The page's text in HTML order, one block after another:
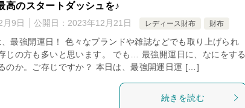
高のスタートダッシュを♪
月9日 公開日： 2023年12月21日 レディース財布 財布
最強開運日！ 色々なブランドや雑誌などでも取り上げられ
じの方も多いと思います。 でも… 最強開運日に、なにをする
のか。ご存じですか？ 本日は、最強開運日運 […]
続きを読む